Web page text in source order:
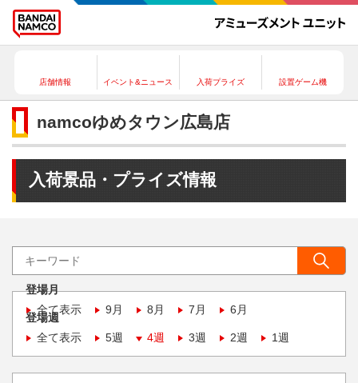
店舗情報 イベント&ニュース 入荷プライズ 設置ゲーム機
namcoゆめタウン広島店
入荷景品・プライズ情報
登場月
全て表示
9月 8月 7月 6月
登場週
全て表示
5週 4週 3週 2週 1週